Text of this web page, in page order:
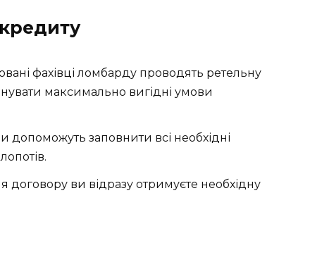
фахівці ломбарду проводять ретельну
максимально вигідні умови
заповнити всі необхідні
договору ви відразу отримуєте необхідну